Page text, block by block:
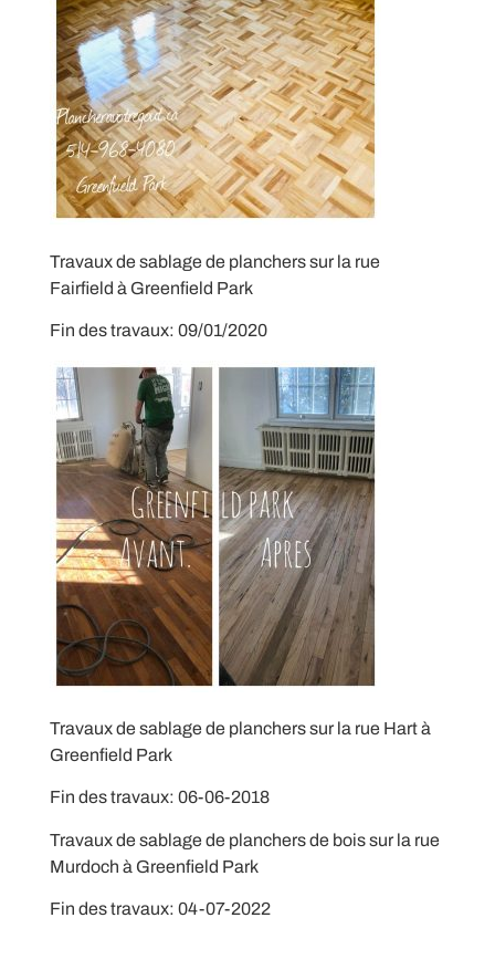
Travaux de sablage de planchers sur la rue
Fairfield à Greenfield Park
Fin des travaux: 09/01/2020
Travaux de sablage de planchers sur la rue Hart à
Greenfield Park
Fin des travaux: 06-06-2018
Travaux de sablage de planchers de bois sur la rue
Murdoch à Greenfield Park
Fin des travaux: 04-07-2022